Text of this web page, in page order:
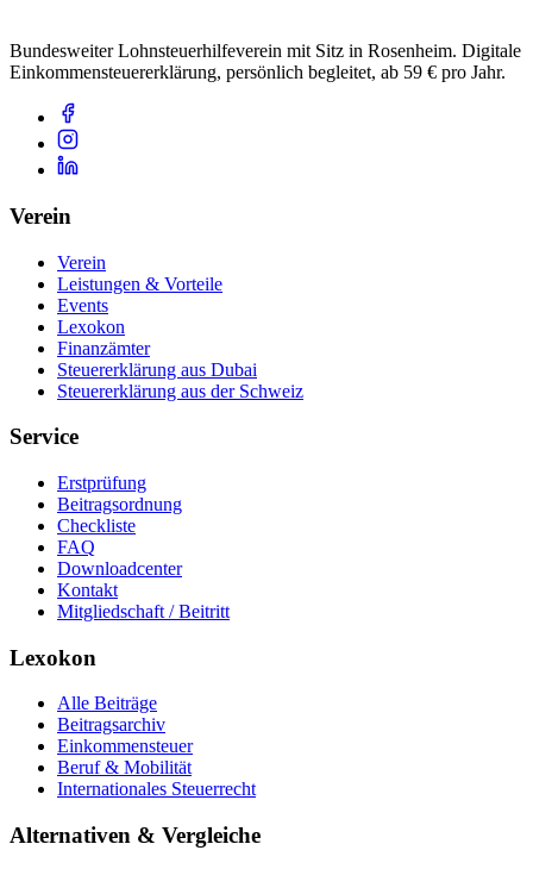
Bundesweiter Lohnsteuerhilfeverein mit Sitz in Rosenheim. Digitale
Einkommensteuererklärung, persönlich begleitet, ab 59 € pro Jahr.
Verein
Verein
Leistungen & Vorteile
Events
Lexokon
Finanzämter
Steuererklärung aus Dubai
Steuererklärung aus der Schweiz
Service
Erstprüfung
Beitragsordnung
Checkliste
FAQ
Downloadcenter
Kontakt
Mitgliedschaft / Beitritt
Lexokon
Alle Beiträge
Beitragsarchiv
Einkommensteuer
Beruf & Mobilität
Internationales Steuerrecht
Alternativen & Vergleiche